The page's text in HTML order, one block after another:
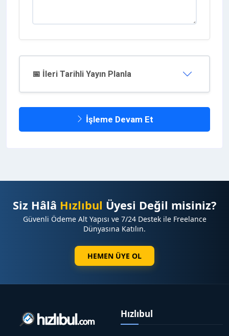
📅 İleri Tarihli Yayın Planla
İşleme Devam Et
Siz Hâlâ Hızlıbul Üyesi Değil misiniz?
Güvenli Ödeme Alt Yapısı ve 7/24 Destek ile Freelance
Dünyasına Katılın.
HEMEN ÜYE OL
Hızlıbul